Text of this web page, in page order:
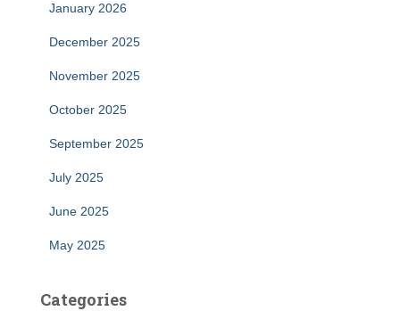
January 2026
December 2025
November 2025
October 2025
September 2025
July 2025
June 2025
May 2025
Categories